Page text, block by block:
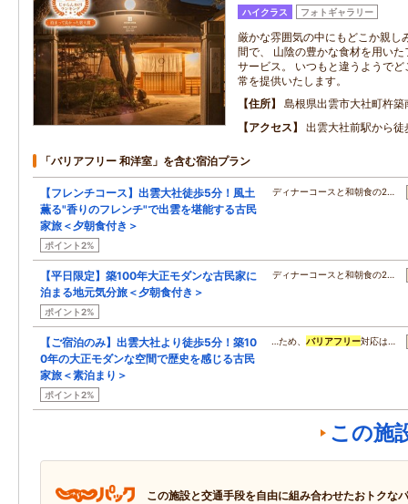
ハイクラス フォトギャラリー
厳かな雰囲気の中にもどこか親し
間で、 山陰の豊かな食材を用い
サービス。 いつもと違うようで
常を提供いたします。
住所
島根県出雲市大社町杵
アクセス
出雲大社前駅から徒
「バリアフリー 和洋室」を含む宿泊プラン
【フレンチコース】出雲大社徒歩5分！風土
薫る"香りのフレンチ"で出雲を堪能する古民
家旅＜夕朝食付き＞
ポイント2%
ディナーコースと和朝食の2…
【平日限定】築100年大正モダンな古民家に
泊まる地元気分旅＜夕朝食付き＞
ポイント2%
ディナーコースと和朝食の2…
【ご宿泊のみ】出雲大社より徒歩5分！築10
0年の大正モダンな空間で歴史を感じる古民
家旅＜素泊まり＞
ポイント2%
…ため、 バリアフリー対応は…
この施
この施設と交通手段を自由に組み合わせたおトクな